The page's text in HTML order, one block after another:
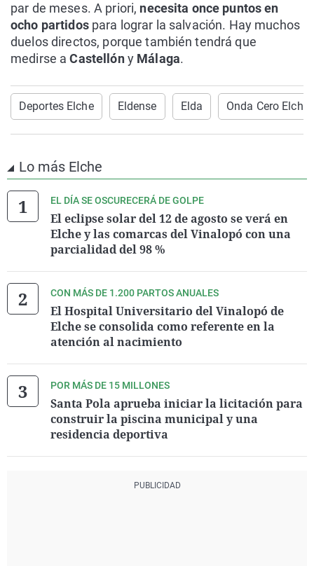
par de meses. A priori, necesita once puntos en
ocho partidos para lograr la salvación. Hay muchos
duelos directos, porque también tendrá que
medirse aCastellóny Málaga.
Deportes Elche Eldense Elda Onda Cero Elche
Lo más Elche
EL DÍA SE OSCURECERÁ DE GOLPE
El eclipse solar del 12 de agosto se verá en
Elche y las comarcas del Vinalopó con una
parcialidad del 98 %
CON MÁS DE 1.200 PARTOS ANUALES
El Hospital Universitario del Vinalopó de
Elche se consolida como referente en la
atención al nacimiento
POR MÁS DE 15 MILLONES
Santa Pola aprueba iniciar la licitación para
construir la piscina municipal y una
residencia deportiva